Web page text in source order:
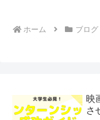
ホーム ブログ
映
さ